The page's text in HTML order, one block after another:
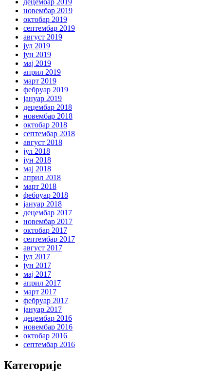
децембар 2019
новембар 2019
октобар 2019
септембар 2019
август 2019
јул 2019
јун 2019
мај 2019
април 2019
март 2019
фебруар 2019
јануар 2019
децембар 2018
новембар 2018
октобар 2018
септембар 2018
август 2018
јул 2018
јун 2018
мај 2018
април 2018
март 2018
фебруар 2018
јануар 2018
децембар 2017
новембар 2017
октобар 2017
септембар 2017
август 2017
јул 2017
јун 2017
мај 2017
април 2017
март 2017
фебруар 2017
јануар 2017
децембар 2016
новембар 2016
октобар 2016
септембар 2016
Категорије